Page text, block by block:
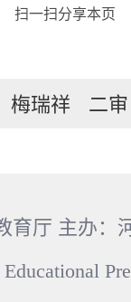
扫一扫分享本页
梅瑞祥 二
育厅 主办：